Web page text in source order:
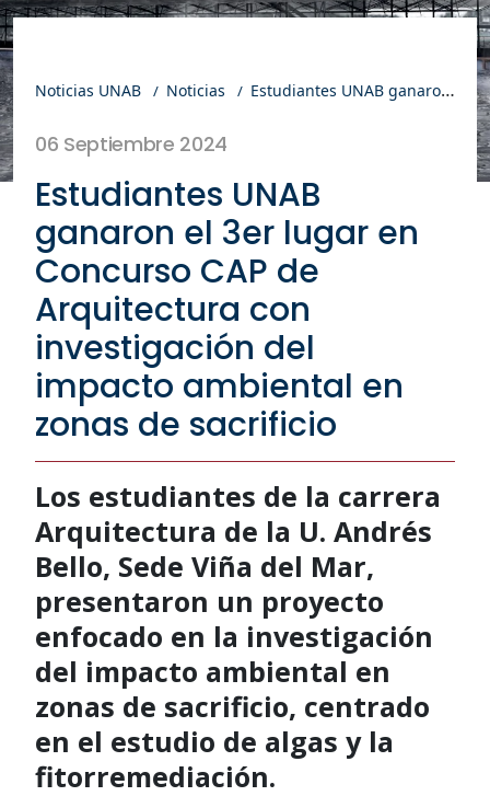
Noticias UNAB Noticias Estudiantes UNAB ganaron el 3er lugar en Concurso CAP de Arquitectura con investigación del impacto ambiental en zonas de sacrificio
06 Septiembre 2024
Estudiantes UNAB
ganaron el 3er lugar en
Concurso CAP de
Arquitectura con
investigación del
impacto ambiental en
zonas de sacrificio
Los estudiantes de la carrera
Arquitectura de la U. Andrés
Bello, Sede Viña del Mar,
presentaron un proyecto
enfocado en la investigación
del impacto ambiental en
zonas de sacrificio, centrado
en el estudio de algas y la
fitorremediación.